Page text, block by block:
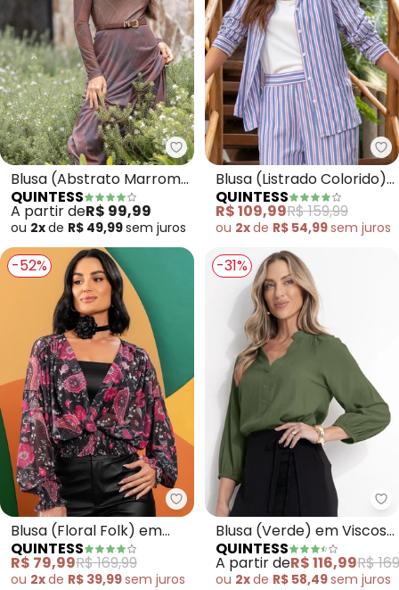
Quintess - Blusa (Abstrato
Blusa (Abstrato Marrom)
em Tule
QUINTESS
A partir deR$ 99,99
ou 2xde R$ 49,99sem juros
Blusa (Listrado Colorido)
em Viscose Plana
QUINTESS
R$ 109,99R$ 159,99
ou 2xde R$ 54,99sem juros
-52%
Quintess - Blusa (Floral Folk)
Blusa (Floral Folk) em
Tule
QUINTESS
R$ 79,99R$ 169,99
ou 2xde R$ 39,99sem juros
-31%
Blusa (Verde) em Viscose
Plana
QUINTESS
A partir deR$ 116,99R$
ou 2xde R$ 58,49sem juros